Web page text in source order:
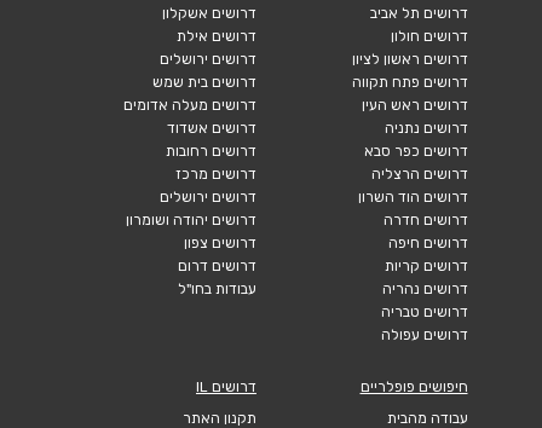
דרושים תל אביב
דרושים חולון
דרושים ראשון לציון
דרושים פתח תקווה
דרושים ראש העין
דרושים נתניה
דרושים כפר סבא
דרושים הרצליה
דרושים הוד השרון
דרושים חדרה
דרושים חיפה
דרושים קריות
דרושים נהריה
דרושים טבריה
דרושים עפולה
דרושים אשקלון
דרושים אילת
דרושים ירושלים
דרושים בית שמש
דרושים מעלה אדומים
דרושים אשדוד
דרושים רחובות
דרושים מרכז
דרושים ירושלים
דרושים יהודה ושומרון
דרושים צפון
דרושים דרום
עבודות בחו"ל
חיפושים פופלריים
עבודה מהבית
דרושים IL
תקנון האתר